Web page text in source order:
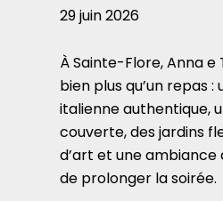
29 juin 2026
À Sainte-Flore, Anna e
bien plus qu’un repas :
italienne authentique,
couverte, des jardins
d’art et une ambiance
de prolonger la soirée.